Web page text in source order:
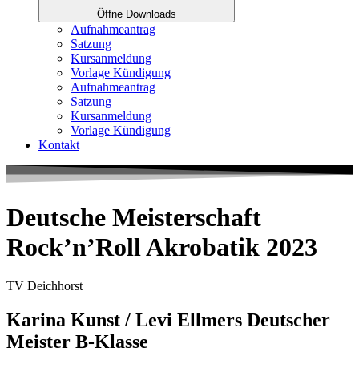
Öffne Downloads
Aufnahmeantrag
Satzung
Kursanmeldung
Vorlage Kündigung
Aufnahmeantrag
Satzung
Kursanmeldung
Vorlage Kündigung
Kontakt
Deutsche Meisterschaft
Rock’n’Roll Akrobatik 2023
TV Deichhorst
Karina Kunst / Levi Ellmers Deutscher
Meister B-Klasse